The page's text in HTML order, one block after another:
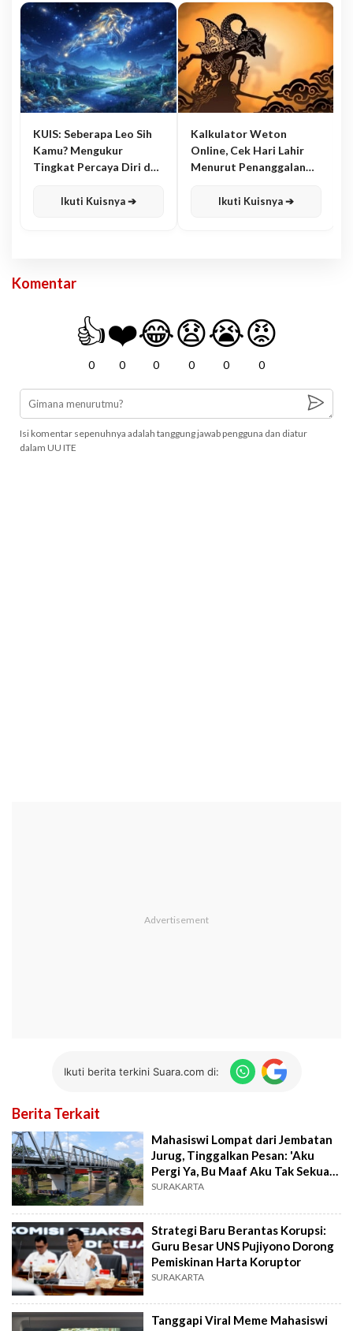
KUIS: Seberapa Leo Sih
Kamu? Mengukur
Tingkat Percaya Diri dan
Ikuti Kuisnya ➔
Kalkulator Weton
Online, Cek Hari Lahir
Menurut Penanggalan
Ikuti Kuisnya ➔
Komentar
👍
0
❤️
0
😂
0
😧
0
😭
0
😡
0
Isi komentar sepenuhnya adalah tanggung jawab pengguna dan diatur
dalam UU ITE
Ikuti berita terkini Suara.com di:
Berita Terkait
Mahasiswi Lompat dari Jembatan
Jurug, Tinggalkan Pesan: 'Aku
Pergi Ya, Bu Maaf Aku Tak Sekuat
Ibu'
SURAKARTA
Strategi Baru Berantas Korupsi:
Guru Besar UNS Pujiyono Dorong
Pemiskinan Harta Koruptor
SURAKARTA
Tanggapi Viral Meme Mahasiswi